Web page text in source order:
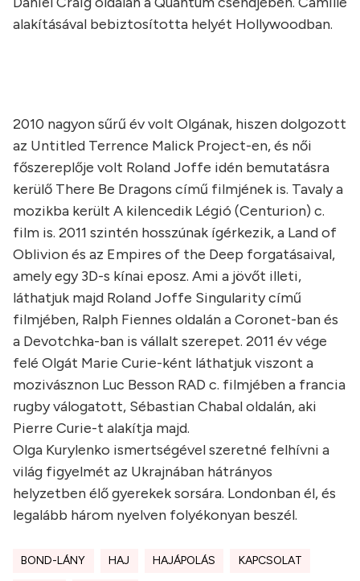
alakításával bebiztosította helyét Hollywoodban.
2010 nagyon sűrű év volt Olgának, hiszen dolgozott
az Untitled Terrence Malick Project-en, és női
főszereplője volt Roland Joffe idén bemutatásra
kerülő There Be Dragons című filmjének is. Tavaly a
mozikba került A kilencedik Légió (Centurion) c.
film is. 2011 szintén hosszúnak ígérkezik, a Land of
Oblivion és az Empires of the Deep forgatásaival,
amely egy 3D-s kínai eposz. Ami a jövőt illeti,
láthatjuk majd Roland Joffe Singularity című
filmjében, Ralph Fiennes oldalán a Coronet-ban és
a Devotchka-ban is vállalt szerepet. 2011 év vége
felé Olgát Marie Curie-ként láthatjuk viszont a
mozivásznon Luc Besson RAD c. filmjében a francia
rugby válogatott, Sébastian Chabal oldalán, aki
Pierre Curie-t alakítja majd.
Olga Kurylenko ismertségével szeretné felhívni a
világ figyelmét az Ukrajnában hátrányos
helyzetben élő gyerekek sorsára. Londonban él, és
legalább három nyelven folyékonyan beszél.
BOND-LÁNY HAJ HAJÁPOLÁS KAPCSOLAT